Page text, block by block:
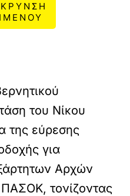
του Νίκου
της εύρεσης
για
Αρχών
ΠΑΣΟΚ, τονίζοντας